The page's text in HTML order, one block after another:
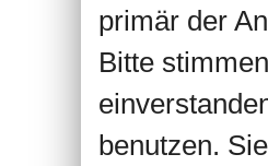
primär der
Bitte
benutzen.